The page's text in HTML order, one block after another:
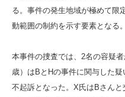
る。事件の発生地域が極めて限
動範囲の制約を示す要素となる。
本事件の捜査では、2名の容疑
歳）はBとHの事件に関与した
不起訴となった。X氏はBさん